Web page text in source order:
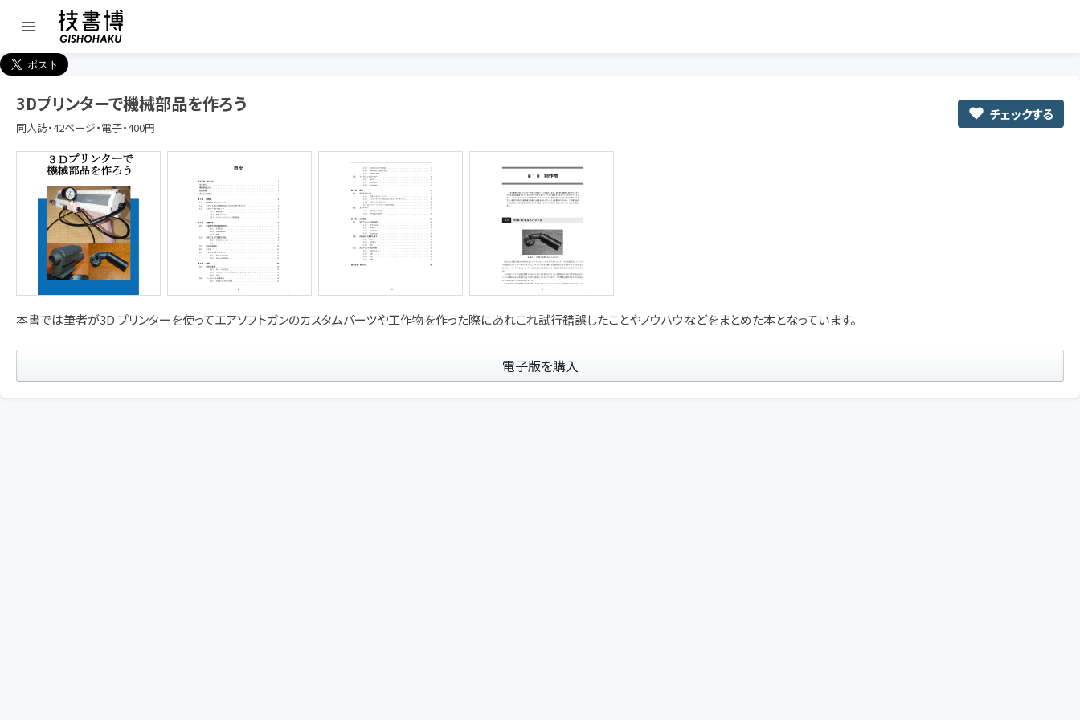
3Dプリンターで機械部品を作ろう
同人誌・42ページ・電子・400円
チェックする
本書では筆者が3D プリンターを使ってエアソフトガンのカスタムパーツや工作物を作った際にあれこれ試行錯誤したことやノウハウなどをまとめた本となっています。
電子版を購入